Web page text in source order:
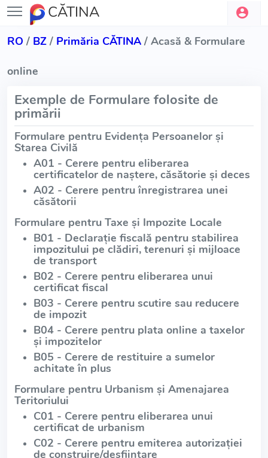
CĂTINA
RO / BZ / Primăria CĂTINA / Acasă & Formulare
online
Exemple de Formulare folosite de
primării
Formulare pentru Evidența Persoanelor și
Starea Civilă
A01 - Cerere pentru eliberarea
certificatelor de naștere, căsătorie și deces
A02 - Cerere pentru înregistrarea unei
căsătorii
Formulare pentru Taxe și Impozite Locale
B01 - Declarație fiscală pentru stabilirea
impozitului pe clădiri, terenuri și mijloace
de transport
B02 - Cerere pentru eliberarea unui
certificat fiscal
B03 - Cerere pentru scutire sau reducere
de impozit
B04 - Cerere pentru plata online a taxelor
și impozitelor
B05 - Cerere de restituire a sumelor
achitate în plus
Formulare pentru Urbanism și Amenajarea
Teritoriului
C01 - Cerere pentru eliberarea unui
certificat de urbanism
C02 - Cerere pentru emiterea autorizației
de construire/desființare